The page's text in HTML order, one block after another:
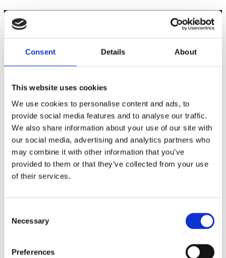
Consent Details About
This website uses cookies
We use cookies to personalise content and ads, to
provide social media features and to analyse our traffic.
We also share information about your use of our site with
our social media, advertising and analytics partners who
may combine it with other information that you’ve
provided to them or that they’ve collected from your use
of their services.
Selection
Necessary
Preferences
Ett medlemskap späckat med småföretagaranpassade
medlemstjänster och förmåner. Din egen
mycket mer. Vi fokuserar på soloföretagare och små
företag med företagaren i fokus. Vi är själva
Rådgivning
Tips
Nyheter
Om oss